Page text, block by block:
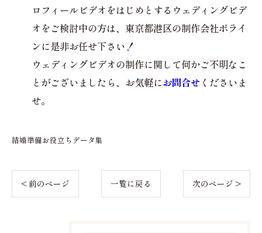
ロフィールビデオをはじめとするウェディングビデ
オをご検討中の方は、東京都港区の制作会社ポライ
ンに是非お任せ下さい！
ウェディングビデオの制作に関して何かご不明なこ
とがございましたら、お気軽にお問合せ くださいま
せ。
結婚準備お役立ちデータ集
< 前のページ 一覧に戻る 次のページ >